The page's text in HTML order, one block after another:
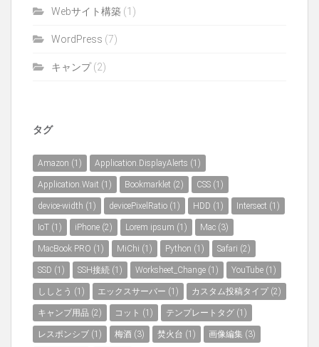
Webサイト構築 (1)
WordPress (7)
キャンプ(2)
タグ
Amazon (1) Application.DisplayAlerts (1)
Application.Wait (1) Bookmarklet (2) CSS (1)
device-width (1) devicePixelRatio (1) HDD (1) Intersect (1)
IoT (1) iPhone (2) Lorem ipsum (1) Mac (3)
MacBook PRO (1) MiChi (1) Python (1) Safari (2)
SSD (1) SSH接続 (1) Worksheet_Change (1) YouTube (1)
ししとう (1) エックスサーバー (1) カスタム投稿タイプ (2)
キャンプ用品 (2) コット (1) テンプレートタグ (1)
レスポンシブ (1) 梅酒 (3) 焚火台 (1) 画像編集 (3)